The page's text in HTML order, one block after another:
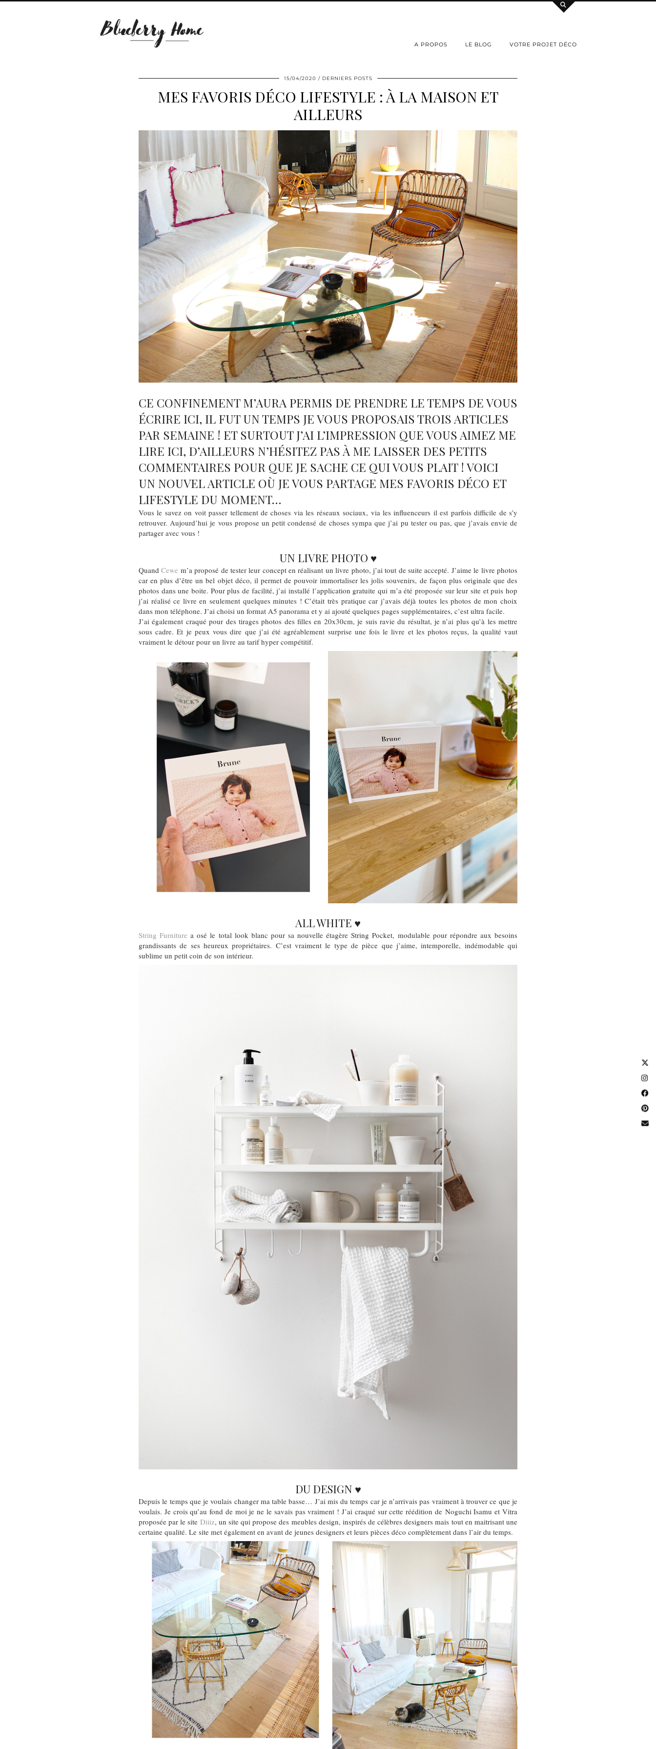
A PROPOS LE BLOG VOTRE PROJET DÉCO
15/04/2020 DERNIERS POSTS
MES FAVORIS DÉCO LIFESTYLE : À LA MAISON ET
AILLEURS
CE CONFINEMENT M’AURA PERMIS DE PRENDRE LE TEMPS DE VOUS
ÉCRIRE ICI, IL FUT UN TEMPS JE VOUS PROPOSAIS TROIS ARTICLES
PAR SEMAINE ! ET SURTOUT J’AI L’IMPRESSION QUE VOUS AIMEZ ME
LIRE ICI, D’AILLEURS N’HÉSITEZ PAS À ME LAISSER DES PETITS
COMMENTAIRES POUR QUE JE SACHE CE QUI VOUS PLAIT ! VOICI
UN NOUVEL ARTICLE OÙ JE VOUS PARTAGE MES FAVORIS DÉCO ET
LIFESTYLE DU MOMENT…
Vous le savez on voit passer tellement de choses via les réseaux sociaux, via les influenceurs il est parfois difficile de s’y
retrouver. Aujourd’hui je vous propose un petit condensé de choses sympa que j’ai pu tester ou pas, que j’avais envie de
partager avec vous !
UN LIVRE PHOTO ♥
QuandCewe m’a proposé de tester leur concept en réalisant un livre photo, j’ai tout de suite accepté. J’aime le livre photos
car en plus d’être un bel objet déco, il permet de pouvoir immortaliser les jolis souvenirs, de façon plus originale que des
photos dans une boite. Pour plus de facilité, j’ai installé l’application gratuite qui m’a été proposée sur leur site et puis hop
j’ai réalisé ce livre en seulement quelques minutes ! C’était très pratique car j’avais déjà toutes les photos de mon choix
dans mon téléphone. J’ai choisi un format A5 panorama et y ai ajouté quelques pages supplémentaires, c’est ultra facile.
J’ai également craqué pour des tirages photos des filles en 20x30cm, je suis ravie du résultat, je n’ai plus qu’à les mettre
sous cadre. Et je peux vous dire que j’ai été agréablement surprise une fois le livre et les photos reçus, la qualité vaut
vraiment le détour pour un livre au tarif hyper compétitif.
ALL WHITE ♥
String Furniture a osé le total look blanc pour sa nouvelle étagère String Pocket, modulable pour répondre aux besoins
grandissants de ses heureux propriétaires. C’est vraiment le type de pièce que j’aime, intemporelle, indémodable qui
sublime un petit coin de son intérieur.
DU DESIGN ♥
Depuis le temps que je voulais changer ma table basse… J’ai mis du temps car je n’arrivais pas vraiment à trouver ce que je
voulais. Je crois qu’au fond de moi je ne le savais pas vraiment ! J’ai craqué sur cette réédition de Noguchi Isamu et Vitra
proposée par le site Diiiz, un site qui propose des meubles design, inspirés de célèbres designers mais tout en maitrisant une
certaine qualité. Le site met également en avant de jeunes designers et leurs pièces déco complètement dans l’air du temps.